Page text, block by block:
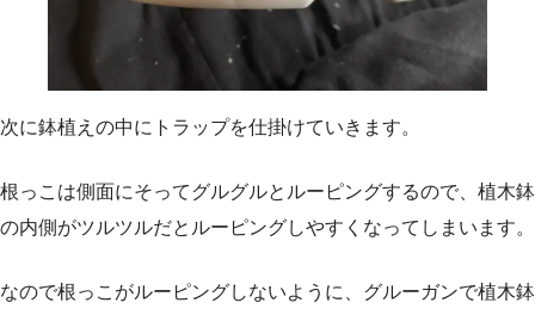
次に鉢植えの中にトラップを仕掛けていきます。
根っこは側面にそってグルグルとルーピングするので、植木鉢
の内側がツルツルだとルーピングしやすくなってしまいます。
なので根っこがルーピングしないように、グルーガンで植木鉢